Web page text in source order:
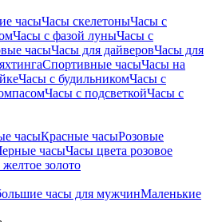
часыЧасы скелетоныЧасы с
Часы с фазой луныЧасы с
часыЧасы для дайверовЧасы для
Спортивные часыЧасы на
Часы с будильникомЧасы с
Часы с подсветкойЧасы с
часыКрасные часыРозовые
часыЧасы цвета розовое
золото
часы для мужчинМаленькие